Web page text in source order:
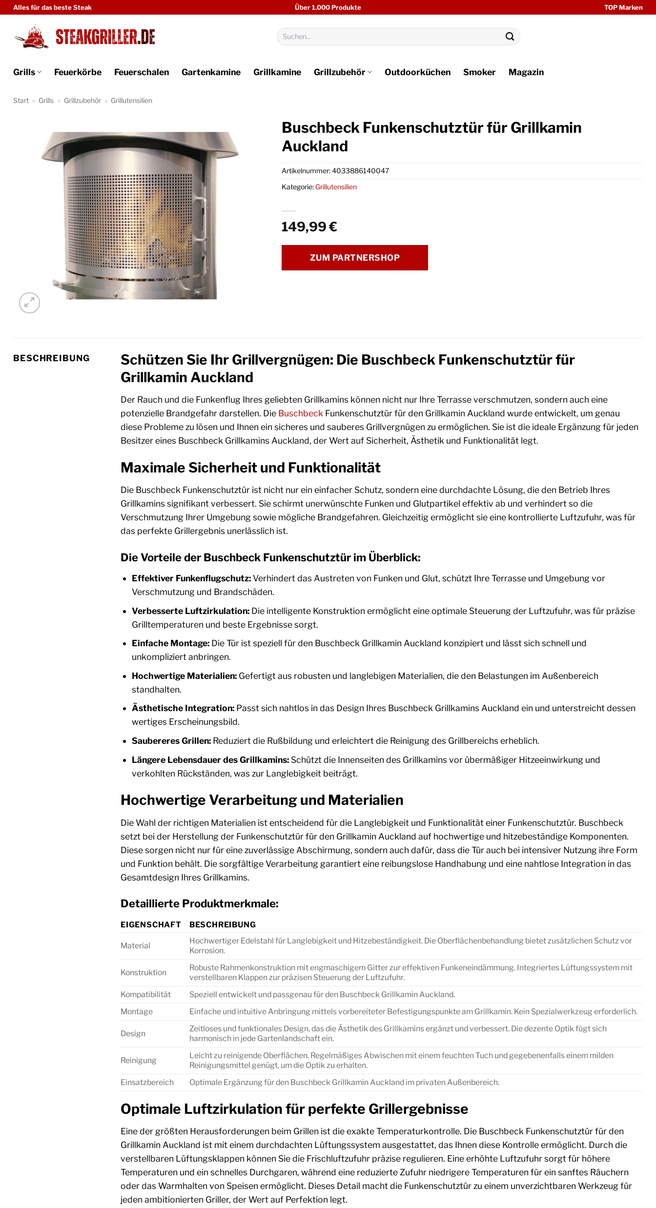
Zum
springen
Alles für das beste Steak Über 1.000 Produkte TOP Marken
Suchen
nach:
Grills Feuerkörbe Feuerschalen Gartenkamine Grillkamine Grillzubehör Outdoorküchen Smoker Magazin
Start » Grills » Grillzubehör » Grillutensilien
Buschbeck Funkenschutztür für Grillkamin
Auckland
149,99€
ZUM PARTNERSHOP
Artikelnummer:4033886140047
Kategorie: Grillutensilien
BESCHREIBUNG
Schützen Sie Ihr Grillvergnügen: Die Buschbeck Funkenschutztür für
Grillkamin Auckland
Der Rauch und die Funkenflug Ihres geliebten Grillkamins können nicht nur Ihre Terrasse verschmutzen, sondern auch eine
potenzielle Brandgefahr darstellen. Die Buschbeck Funkenschutztür für den Grillkamin Auckland wurde entwickelt, um genau
diese Probleme zu lösen und Ihnen ein sicheres und sauberes Grillvergnügen zu ermöglichen. Sie ist die ideale Ergänzung für jeden
Besitzer eines Buschbeck Grillkamins Auckland, der Wert auf Sicherheit, Ästhetik und Funktionalität legt.
Maximale Sicherheit und Funktionalität
Die Buschbeck Funkenschutztür ist nicht nur ein einfacher Schutz, sondern eine durchdachte Lösung, die den Betrieb Ihres
Grillkamins signifikant verbessert. Sie schirmt unerwünschte Funken und Glutpartikel effektiv ab und verhindert so die
Verschmutzung Ihrer Umgebung sowie mögliche Brandgefahren. Gleichzeitig ermöglicht sie eine kontrollierte Luftzufuhr, was für
das perfekte Grillergebnis unerlässlich ist.
Die Vorteile der Buschbeck Funkenschutztür im Überblick:
Effektiver Funkenflugschutz:Verhindert das Austreten von Funken und Glut, schützt Ihre Terrasse und Umgebung vor
Verschmutzung und Brandschäden.
Verbesserte Luftzirkulation:Die intelligente Konstruktion ermöglicht eine optimale Steuerung der Luftzufuhr, was für präzise
Grilltemperaturen und beste Ergebnisse sorgt.
Einfache Montage:Die Tür ist speziell für den Buschbeck Grillkamin Auckland konzipiert und lässt sich schnell und
unkompliziert anbringen.
Hochwertige Materialien:Gefertigt aus robusten und langlebigen Materialien, die den Belastungen im Außenbereich
standhalten.
Ästhetische Integration:Passt sich nahtlos in das Design Ihres Buschbeck Grillkamins Auckland ein und unterstreicht dessen
wertiges Erscheinungsbild.
Saubereres Grillen:Reduziert die Rußbildung und erleichtert die Reinigung des Grillbereichs erheblich.
Längere Lebensdauer des Grillkamins:Schützt die Innenseiten des Grillkamins vor übermäßiger Hitzeeinwirkung und
verkohlten Rückständen, was zur Langlebigkeit beiträgt.
Hochwertige Verarbeitung und Materialien
Die Wahl der richtigen Materialien ist entscheidend für die Langlebigkeit und Funktionalität einer Funkenschutztür. Buschbeck
setzt bei der Herstellung der Funkenschutztür für den Grillkamin Auckland auf hochwertige und hitzebeständige Komponenten.
Diese sorgen nicht nur für eine zuverlässige Abschirmung, sondern auch dafür, dass die Tür auch bei intensiver Nutzung ihre Form
und Funktion behält. Die sorgfältige Verarbeitung garantiert eine reibungslose Handhabung und eine nahtlose Integration in das
Gesamtdesign Ihres Grillkamins.
Detaillierte Produktmerkmale:
EIGENSCHAFT BESCHREIBUNG
Material
Hochwertiger Edelstahl für Langlebigkeit und Hitzebeständigkeit. Die Oberflächenbehandlung bietet zusätzlichen Schutz vor
Korrosion.
Konstruktion
Robuste Rahmenkonstruktion mit engmaschigem Gitter zur effektiven Funkeneindämmung. Integriertes Lüftungssystem mit
verstellbaren Klappen zur präzisen Steuerung der Luftzufuhr.
Kompatibilität
Speziell entwickelt und passgenau für den Buschbeck Grillkamin Auckland.
Montage
Einfache und intuitive Anbringung mittels vorbereiteter Befestigungspunkte am Grillkamin. Kein Spezialwerkzeug erforderlich.
Design
Zeitloses und funktionales Design, das die Ästhetik des Grillkamins ergänzt und verbessert. Die dezente Optik fügt sich
harmonisch in jede Gartenlandschaft ein.
Reinigung
Leicht zu reinigende Oberflächen. Regelmäßiges Abwischen mit einem feuchten Tuch und gegebenenfalls einem milden
Reinigungsmittel genügt, um die Optik zu erhalten.
Einsatzbereich
Optimale Ergänzung für den Buschbeck Grillkamin Auckland im privaten Außenbereich.
Optimale Luftzirkulation für perfekte Grillergebnisse
Eine der größten Herausforderungen beim Grillen ist die exakte Temperaturkontrolle. Die Buschbeck Funkenschutztür für den
Grillkamin Auckland ist mit einem durchdachten Lüftungssystem ausgestattet, das Ihnen diese Kontrolle ermöglicht. Durch die
verstellbaren Lüftungsklappen können Sie die Frischluftzufuhr präzise regulieren. Eine erhöhte Luftzufuhr sorgt für höhere
Temperaturen und ein schnelles Durchgaren, während eine reduzierte Zufuhr niedrigere Temperaturen für ein sanftes Räuchern
oder das Warmhalten von Speisen ermöglicht. Dieses Detail macht die Funkenschutztür zu einem unverzichtbaren Werkzeug für
jeden ambitionierten Griller, der Wert auf Perfektion legt.